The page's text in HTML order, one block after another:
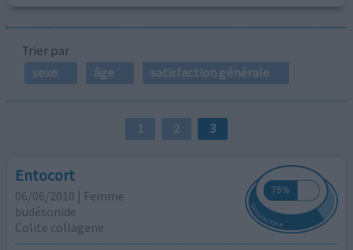
Trier par
sexe
âge satisfaction générale
1 2 3
Entocort
06/06/2010 | Femme
budésonide
Colite collagene